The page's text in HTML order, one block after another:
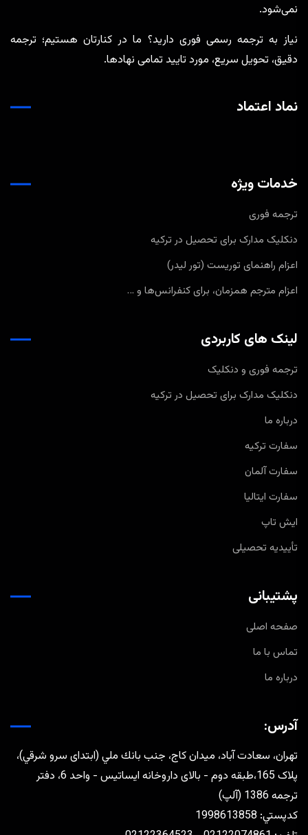
نمی‌شود.
نیاز به ترجمه رسمی فوری دارید؟ ما در کنارتان هستیم؛ ترجمه
دقیق، تحویل سریع، مورد تایید تمامی نهادها.
نماد اعتماد
خدمات ویژه
ترجمه فوری
دنکلیک مدارک برای تحصیل در ترکیه
اعزام راهنمای توریست (تور لیدر)
اعزام مترجم همزمان، برای کنفرانس‌ها و …
لینک های کاربردی
ترجمه فوری و دنکلیک
دنکلیک مدارک برای تحصیل در ترکیه
درباره ما
سفارت ترکیه
سفارت آلمان
سفارت ایتالیا
ایش تاپ
تأییدیه تحصیلی
پشتیبانی
صفحه اصلی
تماس با ما
درباره ما
آدرس:
تهران، سعادت آباد، ميدان كاج، جنب بانك ملي (ابتدای سرو شرقي)،
پلاک 165،طبقه دوم - بالای داروخانه ایساتیس - واحد 6، دفتر
ترجمه 1386 (آلپ)
كدپستي: 1998613858